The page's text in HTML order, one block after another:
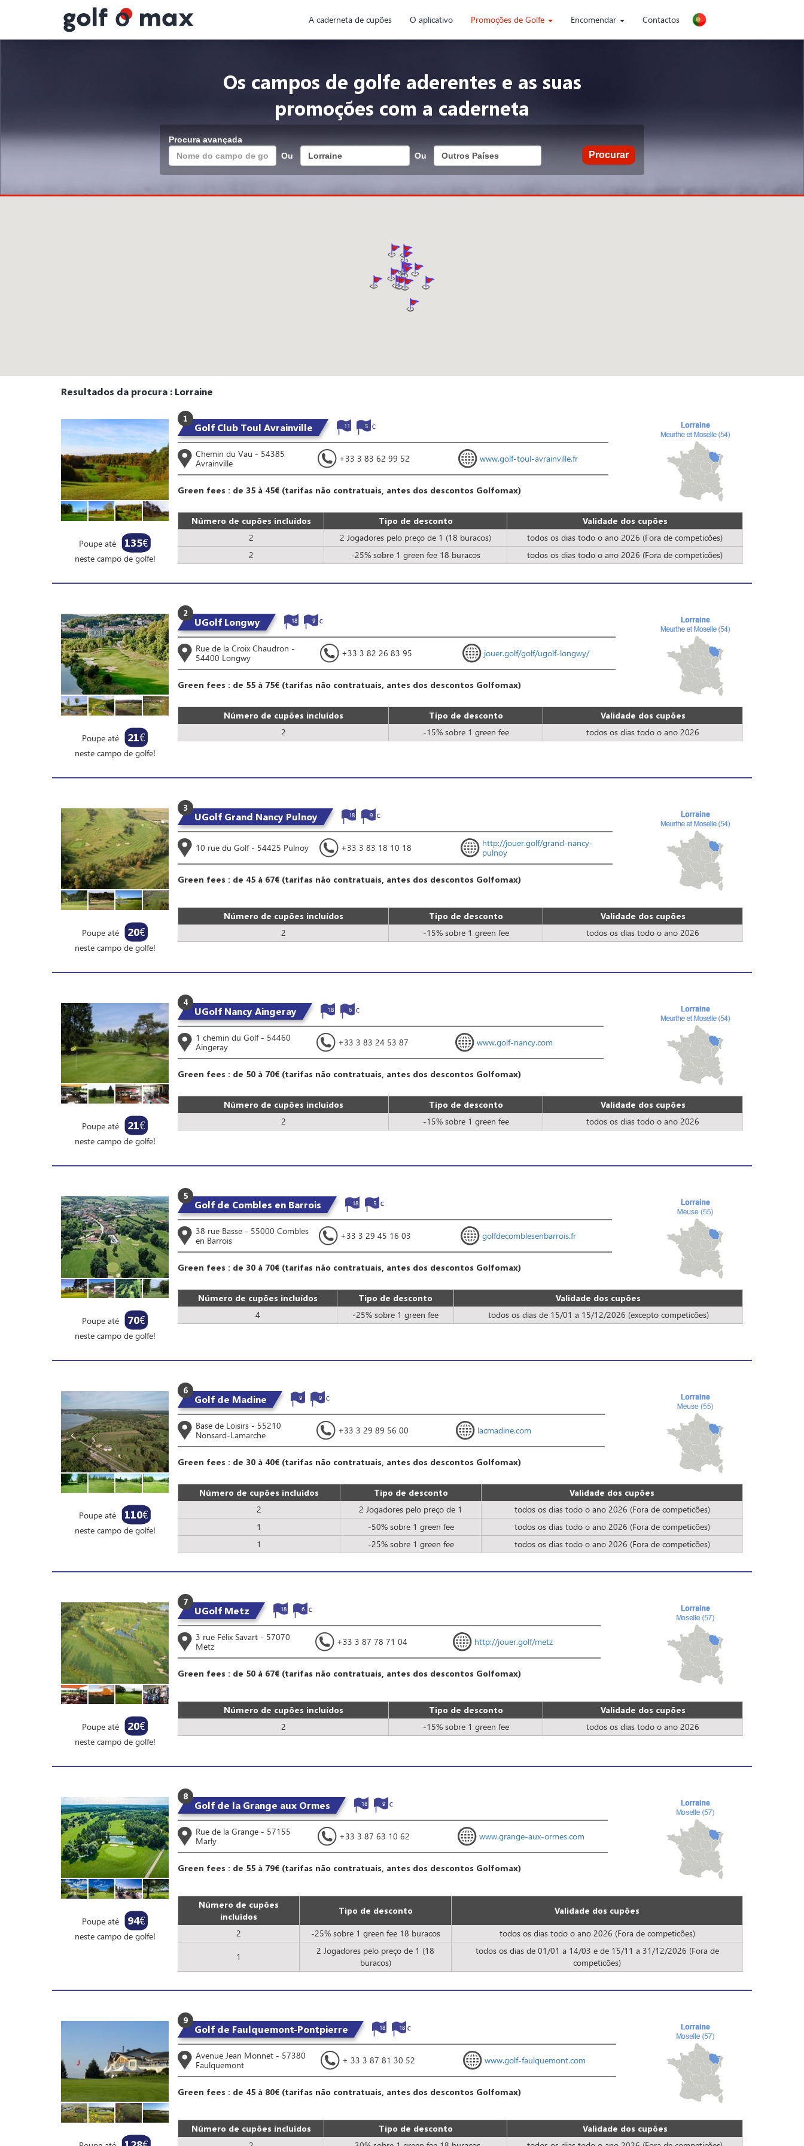
A caderneta de cupões O aplicativo Promoções de Golfe Encomendar Contactos
Os campos de golfe aderentes e as suas
promoções com a caderneta
Procura avançada
Ou
Resultados da procura : Lorraine
Poupe até 135€
neste campo de golfe!
1
Golf Club Toul Avrainville 11 5
Chemin du Vau - 54385
Avrainville
+33 3 83 62 99 52 www.golf-toul-avrainville.fr
Green fees : de 35 à 45€ (tarifas não contratuais, antes dos descontos Golfomax)
Número de cupões incluídos Tipo de desconto
Validade dos cupões
2
2 Jogadores pelo preço de 1 (18 buracos)
todos os dias todo o ano 2026 (Fora de competicões)
2
-25% sobre 1 green fee 18 buracos todos os dias todo o ano 2026 (Fora de competicões)
Poupe até 21€
neste campo de golfe!
2
UGolf Longwy 18 9
Rue de la Croix Chaudron -
54400 Longwy
+33 3 82 26 83 95 jouer.golf/golf/ugolf-longwy/
Green fees : de 55 à 75€ (tarifas não contratuais, antes dos descontos Golfomax)
Número de cupões incluídos Tipo de desconto
Validade dos cupões
2
-15% sobre 1 green fee todos os dias todo o ano 2026
Poupe até 20€
neste campo de golfe!
3
UGolf Grand Nancy Pulnoy 18 9
10 rue du Golf - 54425 Pulnoy +33 3 83 18 10 18
http://jouer.golf/grand-nancy-
pulnoy
Green fees : de 45 à 67€ (tarifas não contratuais, antes dos descontos Golfomax)
Número de cupões incluídos Tipo de desconto
Validade dos cupões
2
-15% sobre 1 green fee todos os dias todo o ano 2026
Poupe até 21€
neste campo de golfe!
4
UGolf Nancy Aingeray 18 6
1 chemin du Golf - 54460
Aingeray
+33 3 83 24 53 87 www.golf-nancy.com
Green fees : de 50 à 70€ (tarifas não contratuais, antes dos descontos Golfomax)
Número de cupões incluídos Tipo de desconto
Validade dos cupões
2
-15% sobre 1 green fee todos os dias todo o ano 2026
Poupe até 70€
neste campo de golfe!
5
Golf de Combles en Barrois 18 5
38 rue Basse - 55000 Combles
en Barrois
+33 3 29 45 16 03 golfdecomblesenbarrois.fr
Green fees : de 30 à 70€ (tarifas não contratuais, antes dos descontos Golfomax)
Número de cupões incluídos Tipo de desconto
Validade dos cupões
4
-25% sobre 1 green fee todos os dias de 15/01 a 15/12/2026 (excepto competicões)
Poupe até 110€
neste campo de golfe!
6
Golf de Madine 9 9
Base de Loisirs - 55210
Nonsard-Lamarche
+33 3 29 89 56 00 lacmadine.com
Green fees : de 30 à 40€ (tarifas não contratuais, antes dos descontos Golfomax)
Número de cupões incluídos Tipo de desconto
Validade dos cupões
2
2 Jogadores pelo preço de 1
todos os dias todo o ano 2026 (Fora de competicões)
1
-50% sobre 1 green fee
todos os dias todo o ano 2026 (Fora de competicões)
1
-25% sobre 1 green fee todos os dias todo o ano 2026 (Fora de competicões)
Poupe até 20€
neste campo de golfe!
7
UGolf Metz 18 6
3 rue Félix Savart - 57070
Metz
+33 3 87 78 71 04 http://jouer.golf/metz
Green fees : de 50 à 67€ (tarifas não contratuais, antes dos descontos Golfomax)
Número de cupões incluídos Tipo de desconto
Validade dos cupões
2
-15% sobre 1 green fee todos os dias todo o ano 2026
Poupe até 94€
neste campo de golfe!
8
Golf de la Grange aux Ormes 18 9
Rue de la Grange - 57155
Marly
+33 3 87 63 10 62 www.grange-aux-ormes.com
Green fees : de 55 à 79€ (tarifas não contratuais, antes dos descontos Golfomax)
Número de cupões
incluídos
Tipo de desconto
Validade dos cupões
2
-25% sobre 1 green fee 18 buracos todos os dias todo o ano 2026 (Fora de competicões)
1
2 Jogadores pelo preço de 1 (18
buracos)
todos os dias de 01/01 a 14/03 e de 15/11 a 31/12/2026 (Fora de
competicões)
9
Golf de Faulquemont-Pontpierre 18 18
Avenue Jean Monnet - 57380
Faulquemont
+ 33 3 87 81 30 52 www.golf-faulquemont.com
Green fees : de 45 à 80€ (tarifas não contratuais, antes dos descontos Golfomax)
Número de cupões incluídos Tipo de desconto
Validade dos cupões
Painel de Gerenciamento de Cookies